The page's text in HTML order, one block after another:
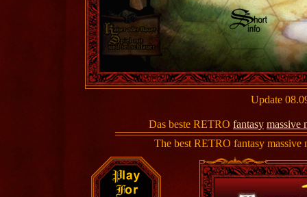
Update
Das beste RETRO fantasy massive
The best RETRO fantasy